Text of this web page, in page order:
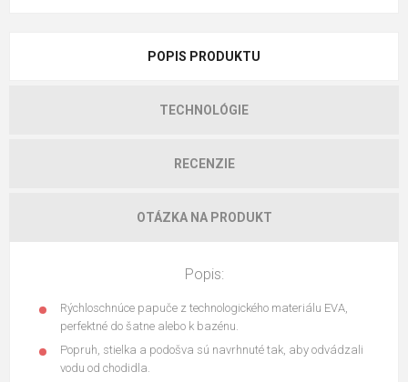
POPIS PRODUKTU
TECHNOLÓGIE
RECENZIE
OTÁZKA NA PRODUKT
Popis:
Rýchloschnúce papuče z technologického materiálu EVA,
perfektné do šatne alebo k bazénu.
Popruh, stielka a podošva sú navrhnuté tak, aby odvádzali
vodu od chodidla.